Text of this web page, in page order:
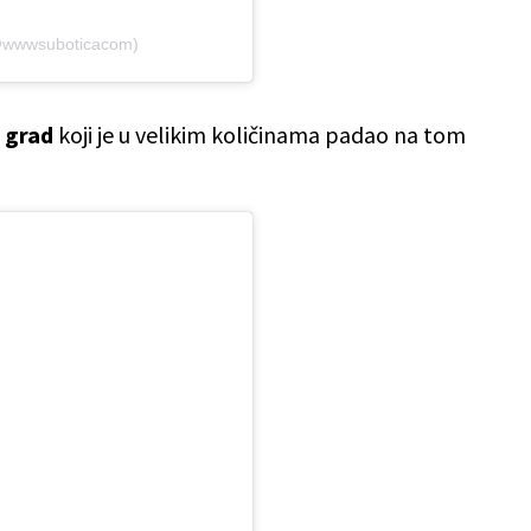
grad koji je u velikim količinama padao na tom